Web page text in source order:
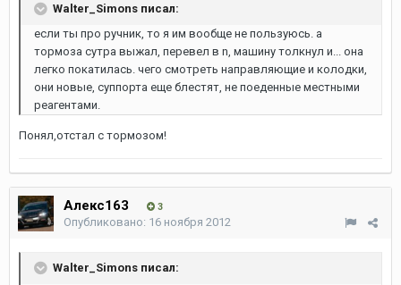
Walter_Simons писал:
если ты про ручник, то я им вообще не пользуюсь. а
тормоза сутра выжал, перевел в n, машину толкнул и... она
легко покатилась. чего смотреть направляющие и колодки,
они новые, суппорта еще блестят, не поеденные местными
реагентами.
Понял,отстал с тормозом!
Алекс163 3
Опубликовано: 16 ноября 2012
Walter_Simons писал: